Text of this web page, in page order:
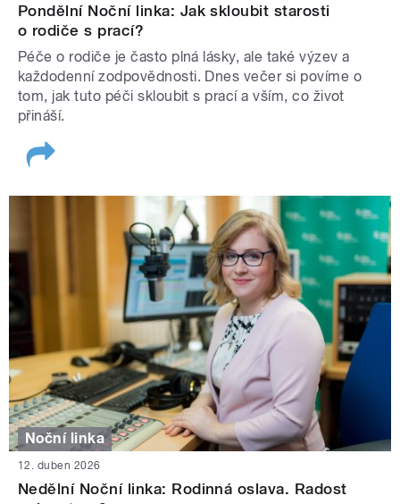
Pondělní Noční linka: Jak skloubit starosti
o rodiče s prací?
Péče o rodiče je často plná lásky, ale také výzev a
každodenní zodpovědnosti. Dnes večer si povíme o
tom, jak tuto péči skloubit s prací a vším, co život
přináší.
Noční linka
12. duben 2026
Nedělní Noční linka: Rodinná oslava. Radost